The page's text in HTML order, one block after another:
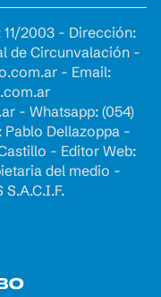
2003 - Dirección:
de Circunvalación -
- Email:
- Whatsapp: (054)
Pablo Dellazoppa -
- Editor Web:
del medio -
S.A.C.I.F.